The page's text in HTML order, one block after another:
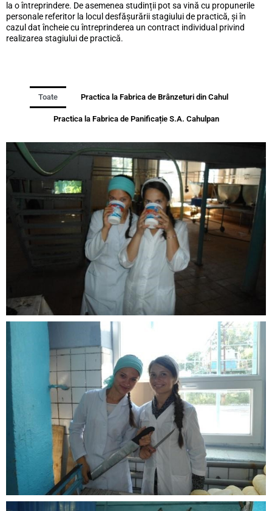
la o întreprindere. De asemenea studinții pot sa vină cu propunerile
personale referitor la locul desfășurării stagiului de practică, și în
cazul dat încheie cu întreprinderea un contract individual privind
realizarea stagiului de practică.
Toate Practica la Fabrica de Brânzeturi din Cahul
Practica la Fabrica de Panificație S.A. Cahulpan